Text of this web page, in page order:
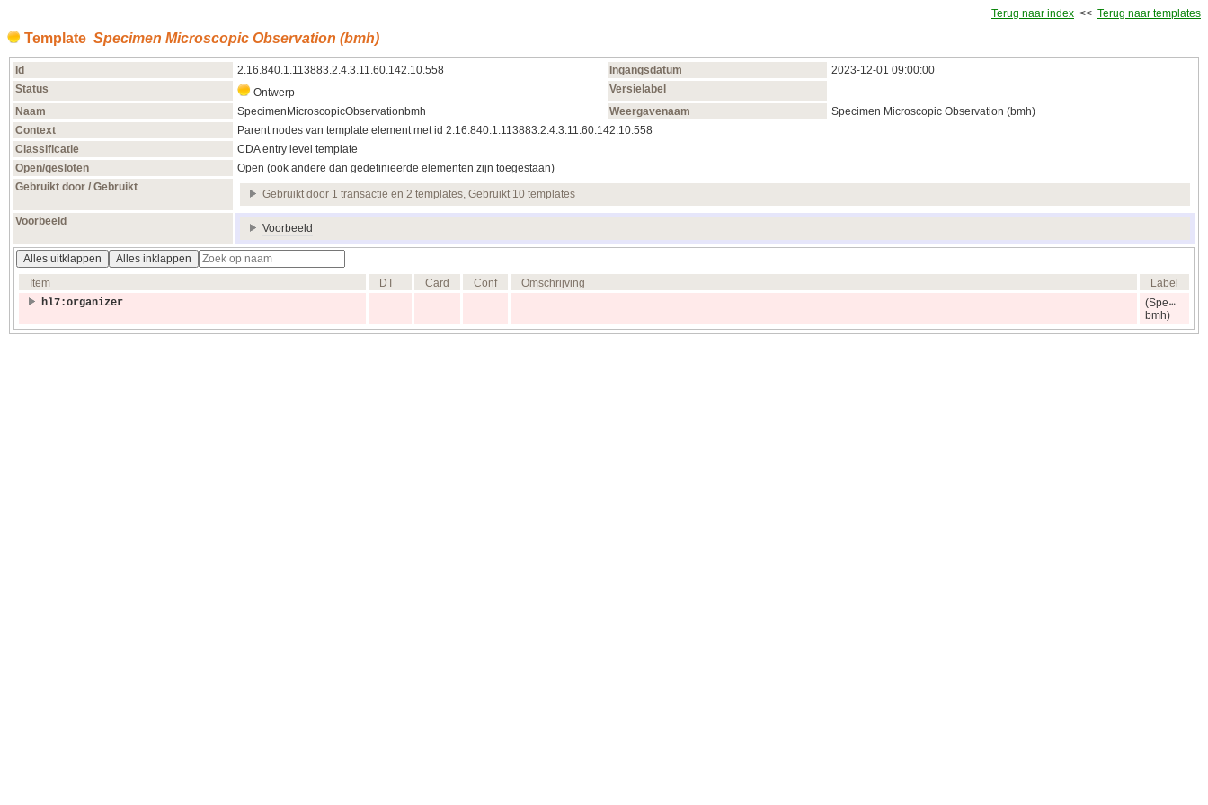
Terug naar index << Terug naar templates
Template Specimen Microscopic Observation (bmh)
Id 2.16.840.1.113883.2.4.3.11.60.142.10.558 Ingangsdatum
2023‑12‑01 09:00:00
Status
Ontwerp
Versielabel
Naam
SpecimenMicroscopicObservationbmh Weergavenaam
Specimen Microscopic Observation (bmh)
Context
Parent nodes van template element met id 2.16.840.1.113883.2.4.3.11.60.142.10.558
Classificatie
CDA entry level template
Open/gesloten
Open (ook andere dan gedefinieerde elementen zijn toegestaan)
Gebruikt door / Gebruikt
Gebruikt door 1 transactie en 2 templates, Gebruikt 10 templates
Voorbeeld
Voorbeeld
Alles uitklappen
Alles inklappen
Item
DT Card Conf Omschrijving
Label
hl7:organizer
(Spe
bmh)